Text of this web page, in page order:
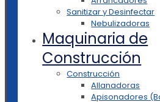
Sanitizar y Desinfectar
Nebulizadoras
Maquinaria de
Construcción
Construcción
Allanadoras
Apisonadores